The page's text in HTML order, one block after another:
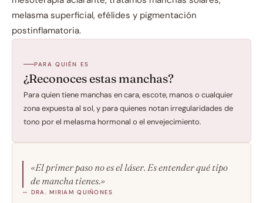
melasma superficial, efélides y pigmentación
postinflamatoria.
PARA QUIÉN ES
¿Reconoces estas manchas?
Para quien tiene manchas en cara, escote, manos o cualquier
zona expuesta al sol, y para quienes notan irregularidades de
tono por el melasma hormonal o el envejecimiento.
«El primer paso no es el láser. Es entender qué tipo
de mancha tienes.»
— DRA. MIRIAM QUIÑONES